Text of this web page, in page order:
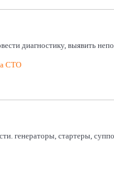
диагностику, выявить
СТО
генераторы, стартеры,